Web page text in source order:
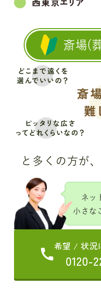
斎場(
と多くの方が
ネッ
小さな
希望 / 状況
0120-